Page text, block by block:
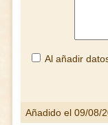
Al añadir
Añadido el 09/08/